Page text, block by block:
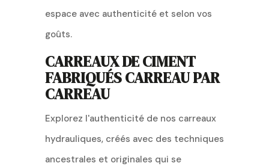
espace avec authenticité et selon vos
goûts.
CARREAUX DE CIMENT
FABRIQUÉS CARREAU PAR
CARREAU
Explorez l'authenticité de nos carreaux
hydrauliques, créés avec des techniques
ancestrales et originales qui se